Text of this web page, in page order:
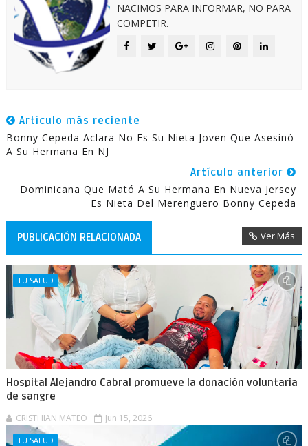
NACIMOS PARA INFORMAR, NO PARA
COMPETIR.
Artículo más reciente
Bonny Cepeda Aclara No Es Su Nieta Joven Que Asesinó
A Su Hermana En NJ
Artículo anterior
Dominicana Que Mató A Su Hermana En Nueva Jersey
Es Nieta Del Merenguero Bonny Cepeda
PUBLICACIÓN RELACIONADA Ver Más
TU SALUD
Hospital Alejandro Cabral promueve la donación voluntaria
de sangre
CRISTHIAN MATEO Jun 15, 2026
TU SALUD